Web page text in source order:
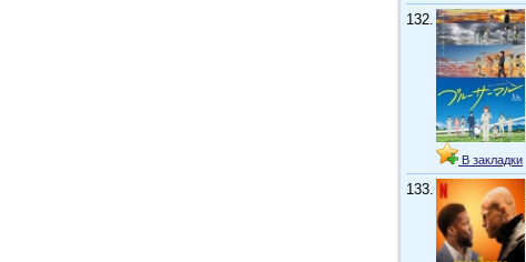
132.
В закладки
133.